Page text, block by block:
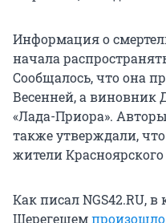
Информация о
начала
Сообщалось, что она
Весенней, а виновник
«Лада-Приора».
также утверждали,
жители Красноярского
Как писал NGS42.RU,
Шерегешемпроизошло